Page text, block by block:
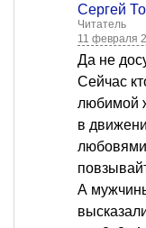
Сергей
Читатель
11 февраля
Да не
Сейчас
любимой
в
А